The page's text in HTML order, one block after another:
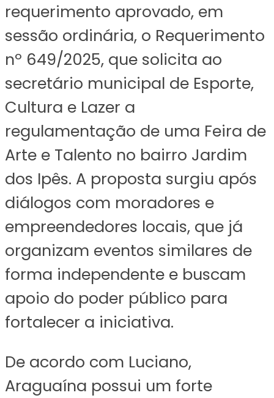
requerimento aprovado, em
sessão ordinária, o Requerimento
nº 649/2025, que solicita ao
secretário municipal de Esporte,
Cultura e Lazer a
regulamentação de uma Feira de
Arte e Talento no bairro Jardim
dos Ipês. A proposta surgiu após
diálogos com moradores e
empreendedores locais, que já
organizam eventos similares de
forma independente e buscam
apoio do poder público para
fortalecer a iniciativa.
De acordo com Luciano,
Araguaína possui um forte